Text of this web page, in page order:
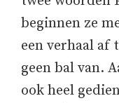
beginnen ze
een verhaal af
geen bal van.
ook heel